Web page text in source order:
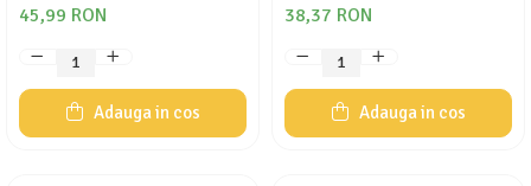
45,99 RON
Adauga in cos
38,37 RON
Adauga in cos